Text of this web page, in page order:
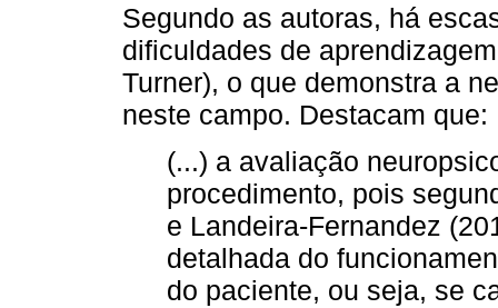
Segundo as autoras, há
dificuldades de
Turner), o que demonstra a
neste campo. Destacam que:
(...) a avaliação
procedimento, pois
e Landeira-Fernandez
detalhada do
do paciente, ou seja, se